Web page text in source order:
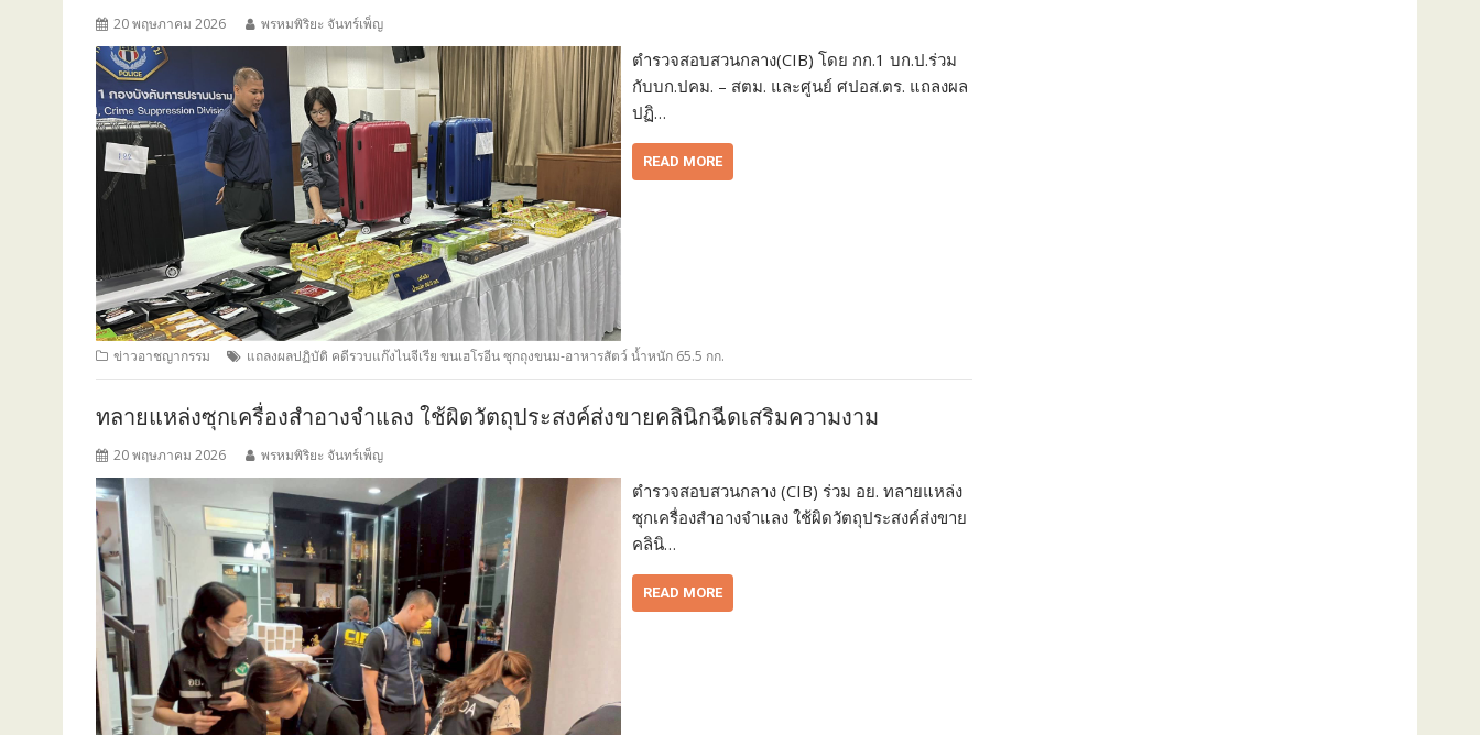
20 พฤษภาคม 2026 พรหมพิริยะ จันทร์เพ็ญ
ตำรวจสอบสวนกลาง(CIB) โดย กก.1 บก.ป.ร่วม
กับบก.ปคม. – สตม. และศูนย์ ศปอส.ตร. แถลงผล
ปฏิ…
READ MORE
ข่าวอาชญากรรม แถลงผลปฏิบัติ คดีรวบแก๊งไนจีเรีย ขนเฮโรอีน ซุกถุงขนม-อาหารสัตว์ น้ำหนัก 65.5 กก.
ทลายแหล่งซุกเครื่องสำอางจำแลง ใช้ผิดวัตถุประสงค์ส่งขายคลินิกฉีดเสริมความงาม
20 พฤษภาคม 2026 พรหมพิริยะ จันทร์เพ็ญ
ตำรวจสอบสวนกลาง (CIB) ร่วม อย. ทลายแหล่ง
ซุกเครื่องสำอางจำแลง ใช้ผิดวัตถุประสงค์ส่งขาย
คลินิ…
READ MORE